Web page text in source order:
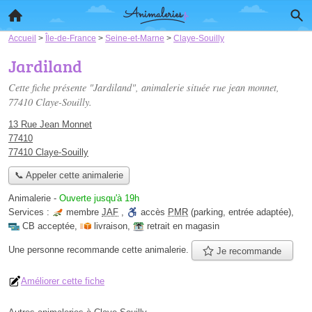
Accueil > Île-de-France > Seine-et-Marne > Claye-Souilly
Jardiland
Cette fiche présente "Jardiland", animalerie située rue jean monnet,
77410 Claye-Souilly.
13 Rue Jean Monnet
77410
77410 Claye-Souilly
📞 Appeler cette animalerie
Animalerie - Ouverte jusqu'à 19h
Services :
membre JAF , accès PMR (parking, entrée adaptée),
CB acceptée, livraison, retrait en magasin
Une personne recommande cette animalerie. Je recommande
Améliorer cette fiche